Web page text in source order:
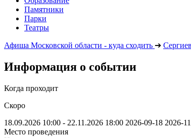
Памятники
Парки
Театры
Афиша Московской области - куда сходить ➔
Информация о событии
Когда проходит
Скоро
18.09.2026 10:00 - 22.11.2026 18:00 2026-09-18 2026-
Место проведения